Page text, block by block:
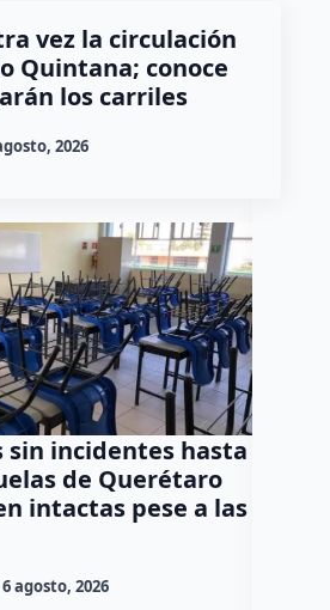
vez la circulación
Quintana; conoce
los carriles
2026
sin incidentes hasta
de Querétaro
intactas pese a las
6 agosto, 2026